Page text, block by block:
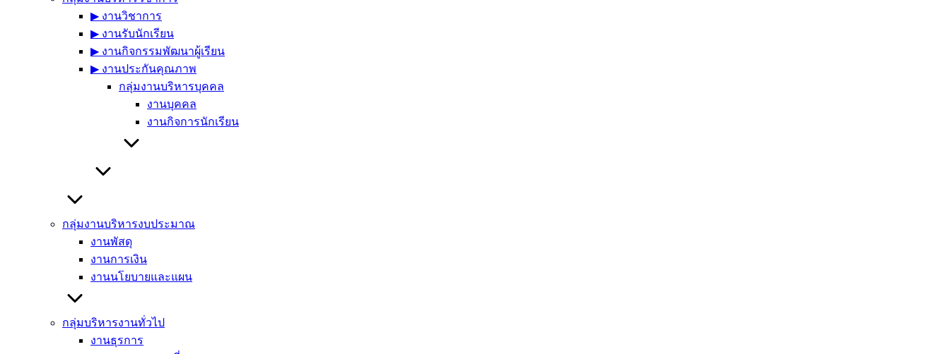
▶︎ งานวิชาการ
▶︎ งานรับนักเรียน
▶︎ งานกิจกรรมพัฒนาผู้เรียน
▶︎ งานประกันคุณภาพ
กลุ่มงานบริหารบุคคล
งานบุคคล
งานกิจการนักเรียน
กลุ่มงานบริหารงบประมาณ
งานพัสดุ
งานการเงิน
งานนโยบายและแผน
กลุ่มบริหารงานทั่วไป
งานธุรการ